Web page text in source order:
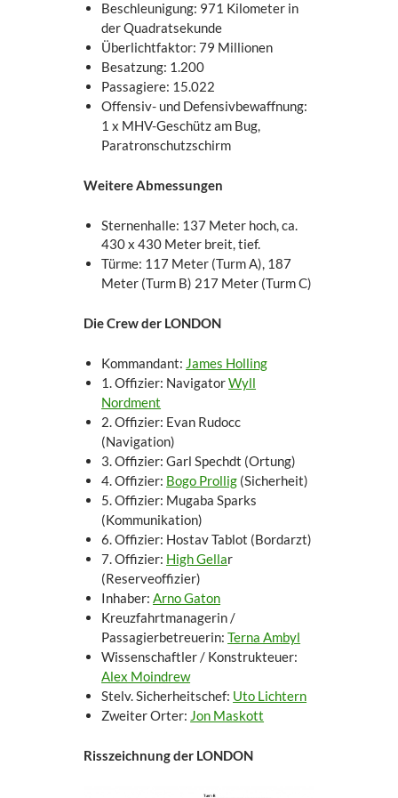
Beschleunigung: 971 Kilometer in
der Quadratsekunde
Überlichtfaktor: 79 Millionen
Besatzung: 1.200
Passagiere: 15.022
Offensiv- und Defensivbewaffnung:
1 x MHV-Geschütz am Bug,
Paratronschutzschirm
Weitere Abmessungen
Sternenhalle: 137 Meter hoch, ca.
430 x 430 Meter breit, tief.
Türme: 117 Meter (Turm A), 187
Meter (Turm B) 217 Meter (Turm C)
Die Crew der LONDON
Kommandant: James Holling
1. Offizier: NavigatorWyll
Nordment
2. Offizier: Evan Rudocc
(Navigation)
3. Offizier: Garl Spechdt (Ortung)
4. Offizier: Bogo Prollig (Sicherheit)
5. Offizier: Mugaba Sparks
(Kommunikation)
6. Offizier: Hostav Tablot (Bordarzt)
7. Offizier: High Gellar
(Reserveoffizier)
Inhaber:Arno Gaton
Kreuzfahrtmanagerin /
Passagierbetreuerin:Terna Ambyl
Wissenschaftler / Konstrukteuer:
Alex Moindrew
Stelv. Sicherheitschef: Uto Lichtern
Zweiter Orter: Jon Maskott
Risszeichnung der LONDON